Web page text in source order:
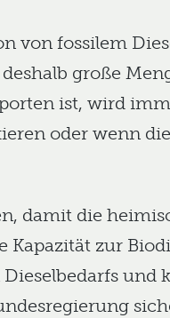
von fossilem
große
ist, wird
oder wenn
damit die
zur
und